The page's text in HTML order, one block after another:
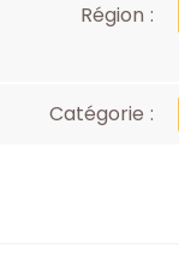
Région :
Catégorie :